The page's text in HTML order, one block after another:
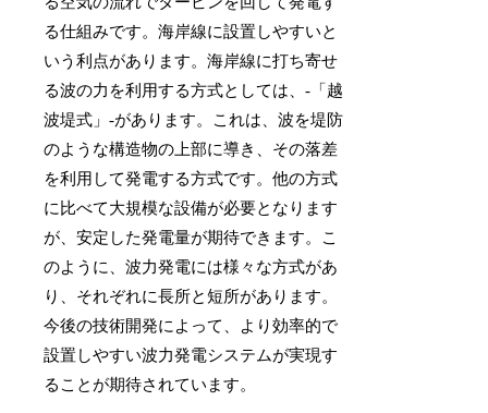
る仕組みです。海岸線に設置しやすいと
いう利点があります。海岸線に打ち寄せ
る波の力を利用する方式としては、-「越
波堤式」-があります。これは、波を堤防
のような構造物の上部に導き、その落差
を利用して発電する方式です。他の方式
に比べて大規模な設備が必要となります
が、安定した発電量が期待できます。こ
のように、波力発電には様々な方式があ
り、それぞれに長所と短所があります。
今後の技術開発によって、より効率的で
設置しやすい波力発電システムが実現す
ることが期待されています。